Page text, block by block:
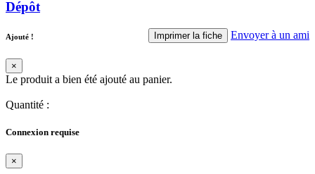
Dépôt
Imprimer la fiche Envoyer à un ami
Ajouté !
×
Le produit a bien été ajouté au panier.
Quantité :
Connexion requise
×